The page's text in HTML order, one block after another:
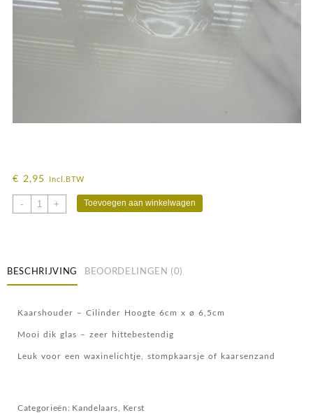
€ 2,95 Incl.BTW
- + Toevoegen aan winkelwagen
BESCHRIJVING BEOORDELINGEN (0)
Kaarshouder – Cilinder Hoogte 6cm x ø 6,5cm
Mooi dik glas – zeer hittebestendig
Leuk voor een waxinelichtje, stompkaarsje of kaarsenzand
Categorieën: Kandelaars Kerst